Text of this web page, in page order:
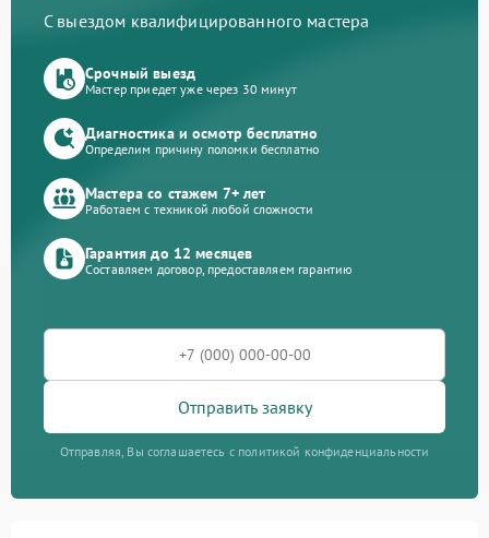
С выездом квалифицированного мастера
Срочный выезд
Мастер приедет уже через 30 минут
Диагностика и осмотр бесплатно
Определим причину поломки бесплатно
Мастера со стажем 7+ лет
Работаем с техникой любой сложности
Гарантия до 12 месяцев
Составляем договор, предоставляем гарантию
Отправить заявку
Отправляя, Вы соглашаетесь с политикой конфиденциальности